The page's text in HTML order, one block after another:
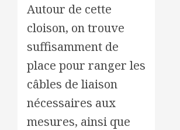
Autour de cette
cloison, on trouve
suffisamment de
place pour ranger les
câbles de liaison
nécessaires aux
mesures, ainsi que